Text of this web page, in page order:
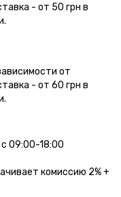
- от 50 грн в
от
- от 60 грн в
09:00-18:00
комиссию 2% +